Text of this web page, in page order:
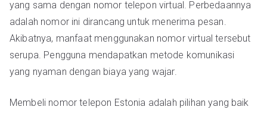
yang sama dengan nomor telepon virtual. Perbedaannya
adalah nomor ini dirancang untuk menerima pesan.
Akibatnya, manfaat menggunakan nomor virtual tersebut
serupa. Pengguna mendapatkan metode komunikasi
yang nyaman dengan biaya yang wajar.
Membeli nomor telepon Estonia adalah pilihan yang baik